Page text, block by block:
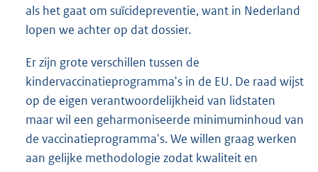
als het gaat om suïcidepreventie, want in Nederland
lopen we achter op dat dossier.
Er zijn grote verschillen tussen de
kindervaccinatieprogramma's in de EU. De raad wijst
op de eigen verantwoordelijkheid van lidstaten
maar wil een geharmoniseerde minimuminhoud van
de vaccinatieprogramma's. We willen graag werken
aan gelijke methodologie zodat kwaliteit en